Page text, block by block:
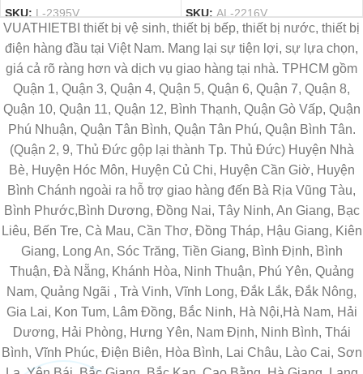
SKU:L-2395V SKU:AL-2216V
VUATHIETBI thiết bị vệ sinh, thiết bị bếp, thiết bị nước, thiết bị
điện hàng đầu tại Việt Nam. Mang lại sự tiện lợi, sự lựa chọn,
giá cả rõ ràng hơn và dịch vụ giao hàng tại nhà. TPHCM gồm
Quận 1, Quận 3, Quận 4, Quận 5, Quận 6, Quận 7, Quận 8,
Quận 10, Quận 11, Quận 12, Bình Thạnh, Quận Gò Vấp, Quận
Phú Nhuận, Quận Tân Bình, Quận Tân Phú, Quận Bình Tân.
(Quận 2, 9, Thủ Đức gộp lại thành Tp. Thủ Đức) Huyện Nhà
Bè, Huyện Hóc Môn, Huyện Củ Chi, Huyện Cần Giờ, Huyện
Bình Chánh ngoài ra hỗ trợ giao hàng đến Bà Rịa Vũng Tàu,
Bình Phước,Bình Dương, Đồng Nai, Tây Ninh, An Giang, Bạc
Liêu, Bến Tre, Cà Mau, Cần Thơ, Đồng Tháp, Hậu Giang, Kiên
Giang, Long An, Sóc Trăng, Tiền Giang, Bình Định, Bình
Thuận, Đà Nẵng, Khánh Hòa, Ninh Thuận, Phú Yên, Quảng
Nam, Quảng Ngãi , Trà Vinh, Vĩnh Long, Đắk Lắk, Đắk Nông,
Gia Lai, Kon Tum, Lâm Đồng, Bắc Ninh, Hà Nội,Hà Nam, Hải
Dương, Hải Phòng, Hưng Yên, Nam Định, Ninh Bình, Thái
Bình, Vĩnh Phúc, Điện Biên, Hòa Bình, Lai Châu, Lào Cai, Sơn